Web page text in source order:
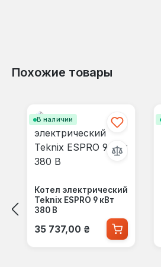
Похожие товары
В наличии
Котел электрический
Teknix ESPRO 9 кВт
380 В
Обычная цена:
35 737,00 ₴